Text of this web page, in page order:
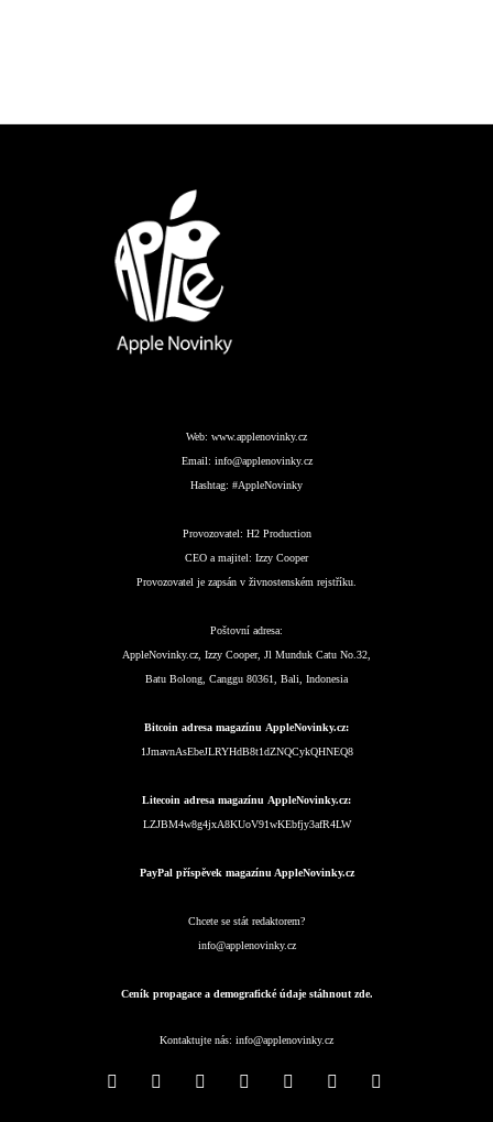
Web: www.applenovinky.cz
Email: info@applenovinky.cz
Hashtag: #AppleNovinky
Provozovatel: H2 Production
CEO a majitel: Izzy Cooper
Provozovatel je zapsán v živnostenském rejstříku.
Poštovní adresa:
AppleNovinky.cz, Izzy Cooper, Jl Munduk Catu No.32,
Batu Bolong, Canggu 80361, Bali, Indonesia
Bitcoin adresa magazínu AppleNovinky.cz:
1JmavnAsEbeJLRYHdB8t1dZNQCykQHNEQ8
Litecoin adresa magazínu AppleNovinky.cz:
LZJBM4w8g4jxA8KUoV91wKEbfjy3afR4LW
PayPal příspěvek magazínu AppleNovinky.cz
Chcete se stát redaktorem?
info@applenovinky.cz
Ceník propagace a demografické údaje stáhnout zde.
Kontaktujte nás: info@applenovinky.cz